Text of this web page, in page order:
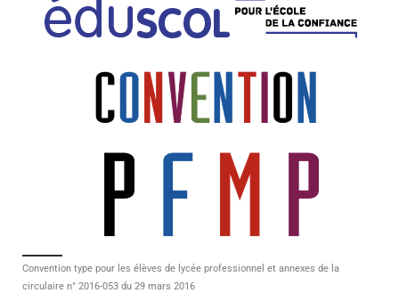
Convention type pour les élèves de lycée professionnel et annexes de la
circulaire n° 2016-053 du 29 mars 2016